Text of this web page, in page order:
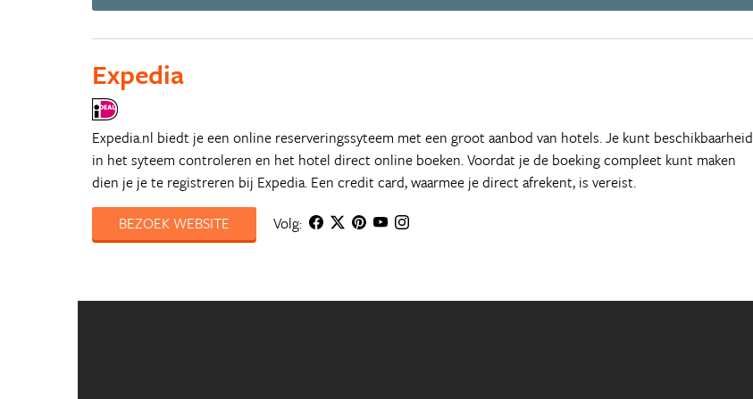
Expedia
Expedia.nl biedt je een online reserveringssyteem met een groot aanbod van hotels. Je kunt beschikbaarheid
in het syteem controleren en het hotel direct online boeken. Voordat je de boeking compleet kunt maken
dien je je te registreren bij Expedia. Een credit card, waarmee je direct afrekent, is vereist.
BEZOEK WEBSITE
Volg: